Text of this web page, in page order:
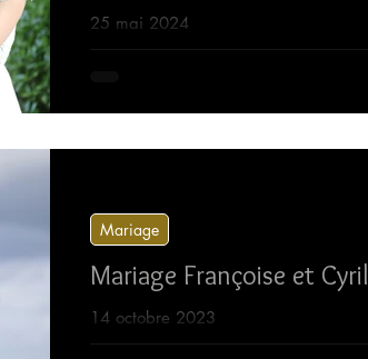
25 mai 2024
Mariage Françoise et Cyril
14 octobre 2023
Mariage